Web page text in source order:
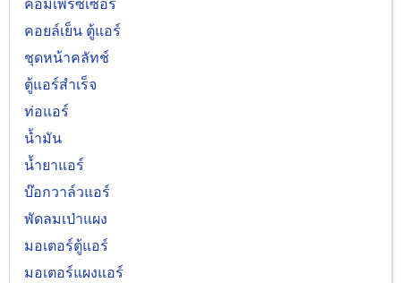
คอยล์เย็น ตู้แอร์
ชุดหน้าคลัทช์
ตู้แอร์สำเร็จ
ท่อแอร์
น้ำมัน
น้ำยาแอร์
บ๊อกวาล์วแอร์
พัดลมเป่าแผง
มอเตอร์ตู้แอร์
มอเตอร์แผงแอร์